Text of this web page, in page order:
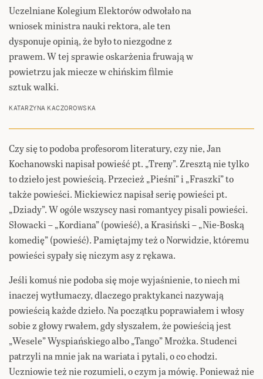
Uczelniane Kolegium Elektorów odwołało na
wniosek ministra nauki rektora, ale ten
dysponuje opinią, że było to niezgodne z
prawem. W tej sprawie oskarżenia fruwają w
powietrzu jak miecze w chińskim filmie
sztuk walki.
KATARZYNA KACZOROWSKA
Czy się to podoba profesorom literatury, czy nie, Jan
Kochanowski napisał powieść pt. „Treny”. Zresztą nie tylko
to dzieło jest powieścią. Przecież „Pieśni” i „Fraszki” to
także powieści. Mickiewicz napisał serię powieści pt.
„Dziady”. W ogóle wszyscy nasi romantycy pisali powieści.
Słowacki – „Kordiana” (powieść), a Krasiński – „Nie-Boską
komedię” (powieść). Pamiętajmy też o Norwidzie, któremu
powieści sypały się niczym asy z rękawa.
Jeśli komuś nie podoba się moje wyjaśnienie, to niech mi
inaczej wytłumaczy, dlaczego praktykanci nazywają
powieścią każde dzieło. Na początku poprawiałem i włosy
sobie z głowy rwałem, gdy słyszałem, że powieścią jest
„Wesele” Wyspiańskiego albo „Tango” Mrożka. Studenci
patrzyli na mnie jak na wariata i pytali, o co chodzi.
Uczniowie też nie rozumieli, o czym ja mówię. Ponieważ nie